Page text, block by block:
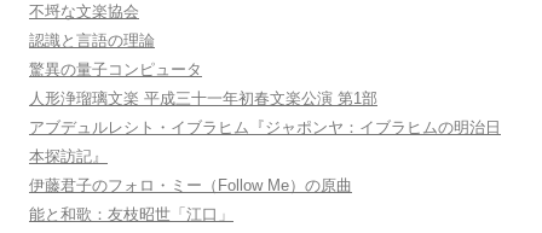
不埒な文楽協会
認識と言語の理論
驚異の量子コンピュータ
人形浄瑠璃文楽 平成三十一年初春文楽公演 第1部
アブデュルレシト・イブラヒム『ジャポンヤ：イブラヒムの明治日
本探訪記』
伊藤君子のフォロ・ミー（Follow Me）の原曲
能と和歌：友枝昭世「江口」